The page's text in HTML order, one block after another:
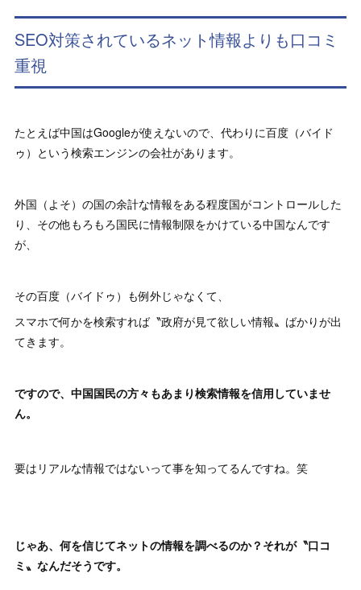
SEO対策されているネット情報よりも口コミ
重視
たとえば中国はGoogleが使えないので、代わりに百度（バイド
ゥ）という検索エンジンの会社があります。
外国（よそ）の国の余計な情報をある程度国がコントロールした
り、その他もろもろ国民に情報制限をかけている中国なんです
が、
その百度（バイドゥ）も例外じゃなくて、
スマホで何かを検索すれば〝政府が見て欲しい情報〟ばかりが出
てきます。
ですので、中国国民の方々もあまり検索情報を信用していませ
ん。
要はリアルな情報ではないって事を知ってるんですね。笑
じゃあ、何を信じてネットの情報を調べるのか？それが〝口コ
ミ〟なんだそうです。